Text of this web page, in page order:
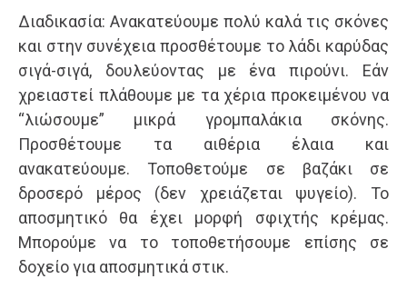
Διαδικασία: Ανακατεύουμε πολύ καλά τις σκόνες
και στην συνέχεια προσθέτουμε το λάδι καρύδας
σιγά-σιγά, δουλεύοντας με ένα πιρούνι. Εάν
χρειαστεί πλάθουμε με τα χέρια προκειμένου να
“λιώσουμε” μικρά γρομπαλάκια σκόνης.
Προσθέτουμε τα αιθέρια έλαια και
ανακατεύουμε. Τοποθετούμε σε βαζάκι σε
δροσερό μέρος (δεν χρειάζεται ψυγείο). Το
αποσμητικό θα έχει μορφή σφιχτής κρέμας.
Μπορούμε να το τοποθετήσουμε επίσης σε
δοχείο για αποσμητικά στικ.